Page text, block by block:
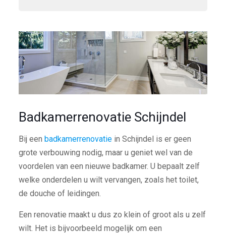
Badkamerrenovatie Schijndel
Bij een badkamerrenovatiein Schijndel is er geen
grote verbouwing nodig, maar u geniet wel van de
voordelen van een nieuwe badkamer. U bepaalt zelf
welke onderdelen u wilt vervangen, zoals het toilet,
de douche of leidingen.
Een renovatie maakt u dus zo klein of groot als u zelf
wilt. Het is bijvoorbeeld mogelijk om een